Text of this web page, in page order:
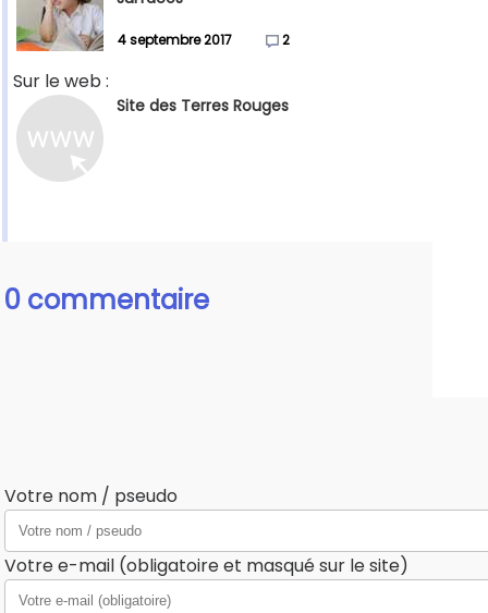
4 septembre 2017 2
Sur le web :
Site des Terres Rouges
0 commentaire
Votre nom / pseudo
Votre e-mail (obligatoire et masqué sur le site)